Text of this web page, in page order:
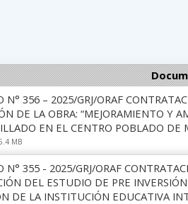
N° 356 – 2025/GRJ/ORAF
DE LA OBRA: “MEJORAMIENTO Y
EN EL CENTRO POBLADO
MB
N° 355 - 2025/GRJ/ORAF
DEL ESTUDIO DE PRE
DE LA INSTITUCIÓN EDUCATIVA